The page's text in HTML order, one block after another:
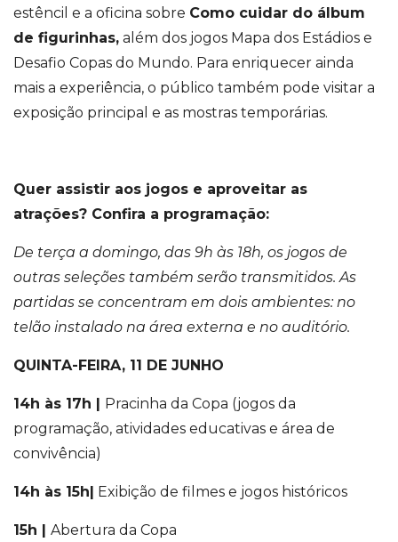
estêncil e a oficina sobre Como cuidar do álbum
de figurinhas, além dos jogos Mapa dos Estádios e
Desafio Copas do Mundo. Para enriquecer ainda
mais a experiência, o público também pode visitar a
exposição principal e as mostras temporárias.
Quer assistir aos jogos e aproveitar as
atrações? Confira a programação:
De terça a domingo, das 9h às 18h, os jogos de
outras seleções também serão transmitidos. As
partidas se concentram em dois ambientes: no
telão instalado na área externa e no auditório.
QUINTA-FEIRA, 11 DE JUNHO
14h às 17h
Pracinha da Copa (jogos da
programação, atividades educativas e área de
convivência)
14h às 15h Exibição de filmes e jogos históricos
15h Abertura da Copa